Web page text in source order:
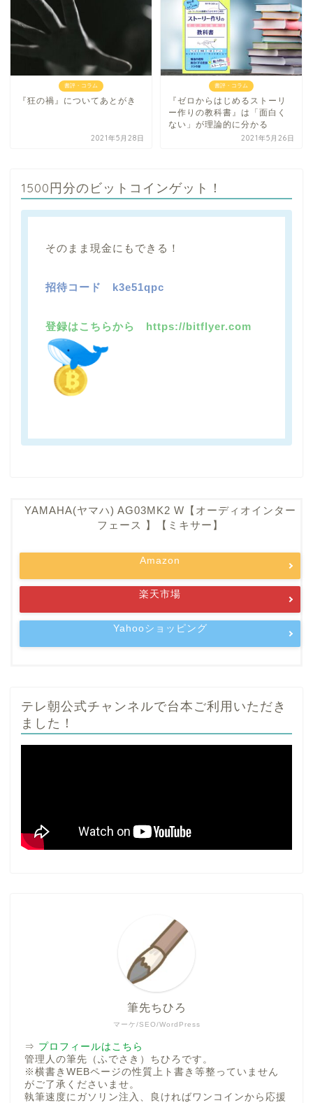
書評・コラム
『狂の禍』についてあとがき
2021年5月28日
書評・コラム
『ゼロからはじめるストーリ
ー作りの教科書』は「面白く
ない」が理論的に分かる
2021年5月26日
1500円分のビットコインゲット！
そのまま現金にもできる！
招待コード k3e51qpc
登録はこちらから https://bitflyer.com
YAMAHA(ヤマハ) AG03MK2 W【オーディオインター
フェース 】【ミキサー】
Amazon
楽天市場
Yahooショッピング
テレ朝公式チャンネルで台本ご利用いただき
ました！
マーケ/SEO/WordPress
筆先ちひろ
⇒ プロフィールはこちら
管理人の筆先（ふでさき）ちひろです。
※横書きWEBページの性質上ト書き等整っていません
がご了承くださいませ。
執筆速度にガソリン注入、良ければワンコインから応援